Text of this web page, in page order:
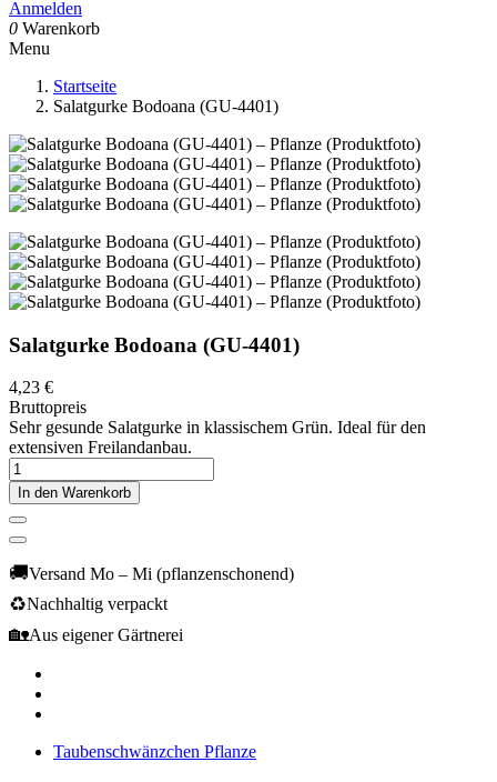
Anmelden
0 Warenkorb
Menu
Startseite
Salatgurke Bodoana (GU-4401)
Salatgurke Bodoana (GU-4401)
4,23 €
Bruttopreis
Sehr gesunde Salatgurke in klassischem Grün. Ideal für den
extensiven Freilandanbau.
In den Warenkorb
🚚Versand Mo – Mi (pflanzenschonend)
♻️Nachhaltig verpackt
🏡Aus eigener Gärtnerei
Taubenschwänzchen Pflanze